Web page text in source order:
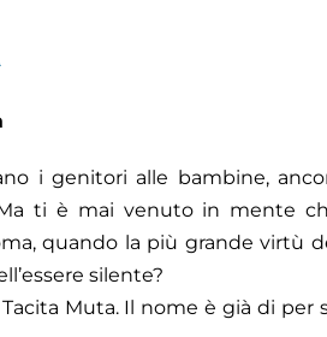
i genitori alle bambine,
ti è mai venuto in mente
quando la più grande virtù
silente?
Muta. Il nome è già di per